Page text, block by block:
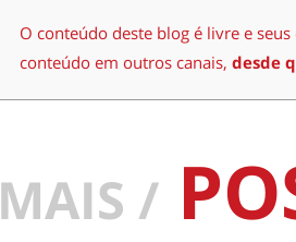
O conteúdo deste blog é livre e
conteúdo em outros canais, desde
MAIS /